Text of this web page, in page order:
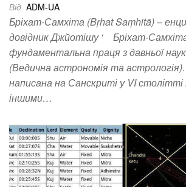
Від ADM-UA
Бріхат-Самхіта (Bṛhat Saṃhitā) –
довідник Джйотішу ‘ Бріхат-
фундаментальна праця з давньої
(Ведична астрономія та
написана на Санскриті у VI столітті
іншими…